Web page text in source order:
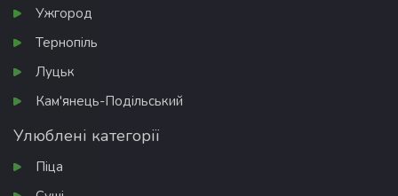
Ужгород
Тернопіль
Луцьк
Кам'янець-Подільський
Улюблені категорії
Піца